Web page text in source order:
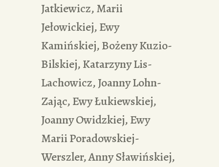
Jatkiewicz, Marii
Jełowickiej, Ewy
Kamińskiej, Bożeny Kuzio-
Bilskiej, Katarzyny Lis-
Lachowicz, Joanny Lohn-
Zając, Ewy Łukiewskiej,
Joanny Owidzkiej, Ewy
Marii Poradowskiej-
Werszler, Anny Sławińskiej,